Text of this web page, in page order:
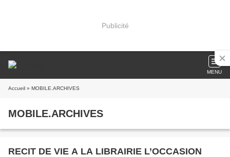
Publicité
MENU
Accueil » MOBILE.ARCHIVES
MOBILE.ARCHIVES
RECIT DE VIE A LA LIBRAIRIE L’OCCASION